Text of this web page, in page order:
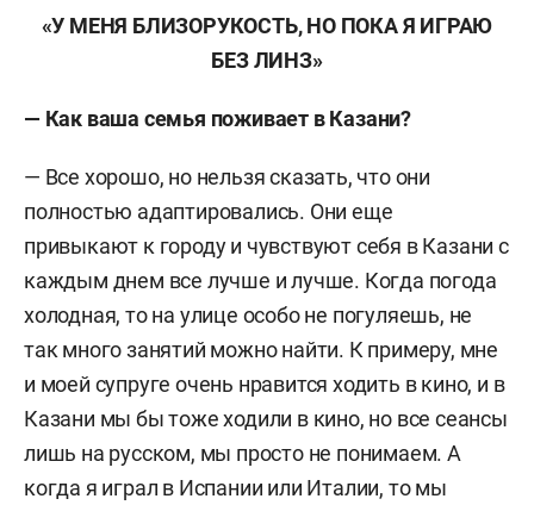
«У МЕНЯ БЛИЗОРУКОСТЬ, НО ПОКА Я ИГРАЮ
БЕЗ ЛИНЗ»
— Как ваша семья поживает в Казани?
— Все хорошо, но нельзя сказать, что они
полностью адаптировались. Они еще
привыкают к городу и чувствуют себя в Казани с
каждым днем все лучше и лучше. Когда погода
холодная, то на улице особо не погуляешь, не
так много занятий можно найти. К примеру, мне
и моей супруге очень нравится ходить в кино, и в
Казани мы бы тоже ходили в кино, но все сеансы
лишь на русском, мы просто не понимаем. А
когда я играл в Испании или Италии, то мы